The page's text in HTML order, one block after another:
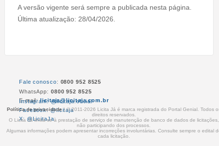
A versão vigente será sempre a publicada nesta página.
Última atualização: 28/04/2026.
Fale conosco: 0800 952 8525
WhatsApp: 0800 952 8525
E-mail:licitaja@licitaja.com.br
Instagram: @licitaja.oficial
Facebook: @licitaja
X: @LicitaJa
Política de privacidade| © 2011-2026 Licita Já é marca registrada do Portal Genial. Todos
direitos reservados.
O Licita Já limita-se à prestação de serviço de manutenção de banco de dados de licitações,
não participando dos processos.
Algumas informações podem apresentar incorreções involuntárias. Consulte sempre o edital
cada licitação.